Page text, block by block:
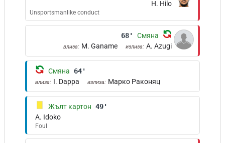
H. Hilo
Unsportsmanlike conduct
68' Смяна
влиза: M. Ganame излиза: A. Azugi
Смяна 64'
влиза: I. Dappa излиза: Марко Раконяц
Жълт картон 49'
A. Idoko
Foul